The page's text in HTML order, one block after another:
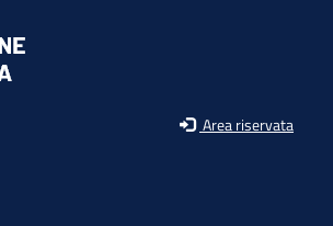
Area riservata